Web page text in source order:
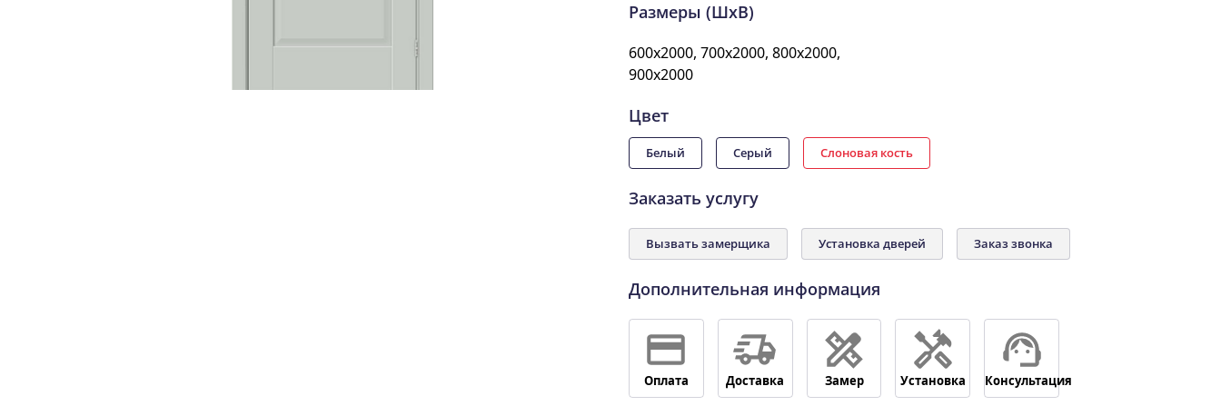
Размеры (ШxВ)
600x2000, 700x2000, 800x2000,
900x2000
Цвет
Белый Серый Слоновая кость
Заказать услугу
Вызвать замерщика Установка дверей Заказ звонка
Дополнительная информация
Оплата Доставка Замер Установка Консультация